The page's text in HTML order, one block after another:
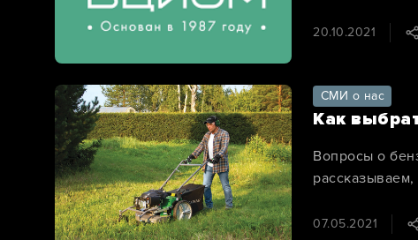
20.10.2021
СМИ о нас
Как
Вопросы о
07.05.2021